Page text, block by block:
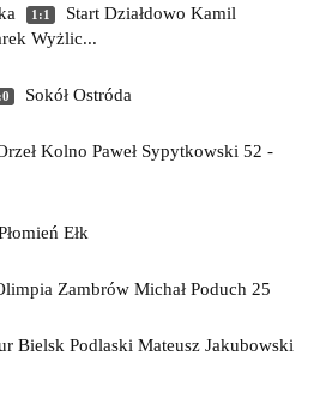
1:1 Start Działdowo Kamil
Wyżlic...
Sokół Ostróda
Kolno Paweł Sypytkowski 52 -
Ełk
Zambrów Michał Poduch 25
Bielsk Podlaski Mateusz Jakubowski